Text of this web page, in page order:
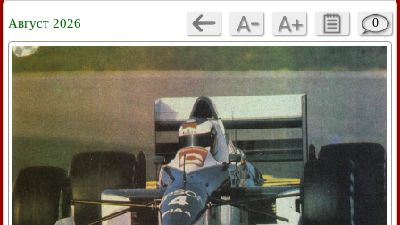
Август 2026 0